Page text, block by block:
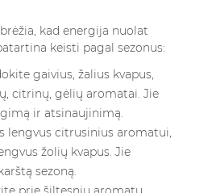
kad energija nuolat
keisti pagal sezonus:
gaivius, žalius kvapus,
citrinų, gėlių aromatai. Jie
ir atsinaujinimą.
lengvus citrusinius aromatui,
žolių kvapus. Jie
sezoną.